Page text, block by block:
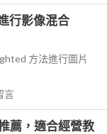
行影像混合
方法進行圖片
言
薦，適合經營教